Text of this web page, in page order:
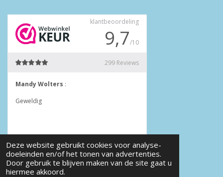
Deze website gebruikt cookies voor analyse-
doeleinden en/of het tonen van advertenties.
Door gebruik te blijven maken van de site gaat u
hiermee akkoord.
© 2022 - 2026 Annet4Crea